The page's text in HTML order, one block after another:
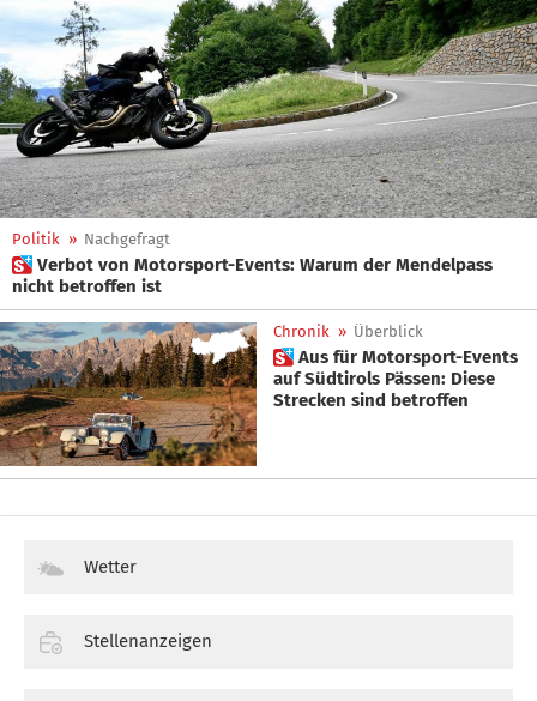
Politik » Nachgefragt
 Verbot von Motorsport-Events: Warum der Mendelpass
nicht betroffen ist
Chronik » Überblick
 Aus für Motorsport-Events
auf Südtirols Pässen: Diese
Strecken sind betroffen
Wetter
Stellenanzeigen